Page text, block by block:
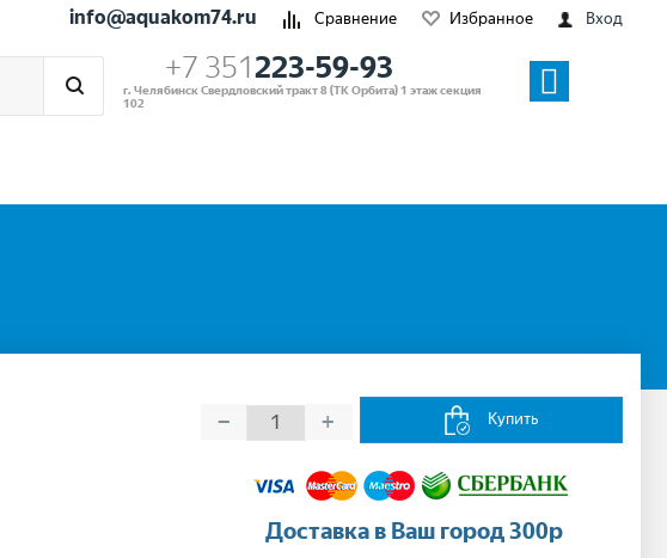
info@aquakom74.ru Сравнение Избранное Вход
+7 351223-59-93
г. Челябинск Свердловский тракт 8 (ТК Орбита) 1 этаж секция
102
− + Купить
Доставка в Ваш город 300р